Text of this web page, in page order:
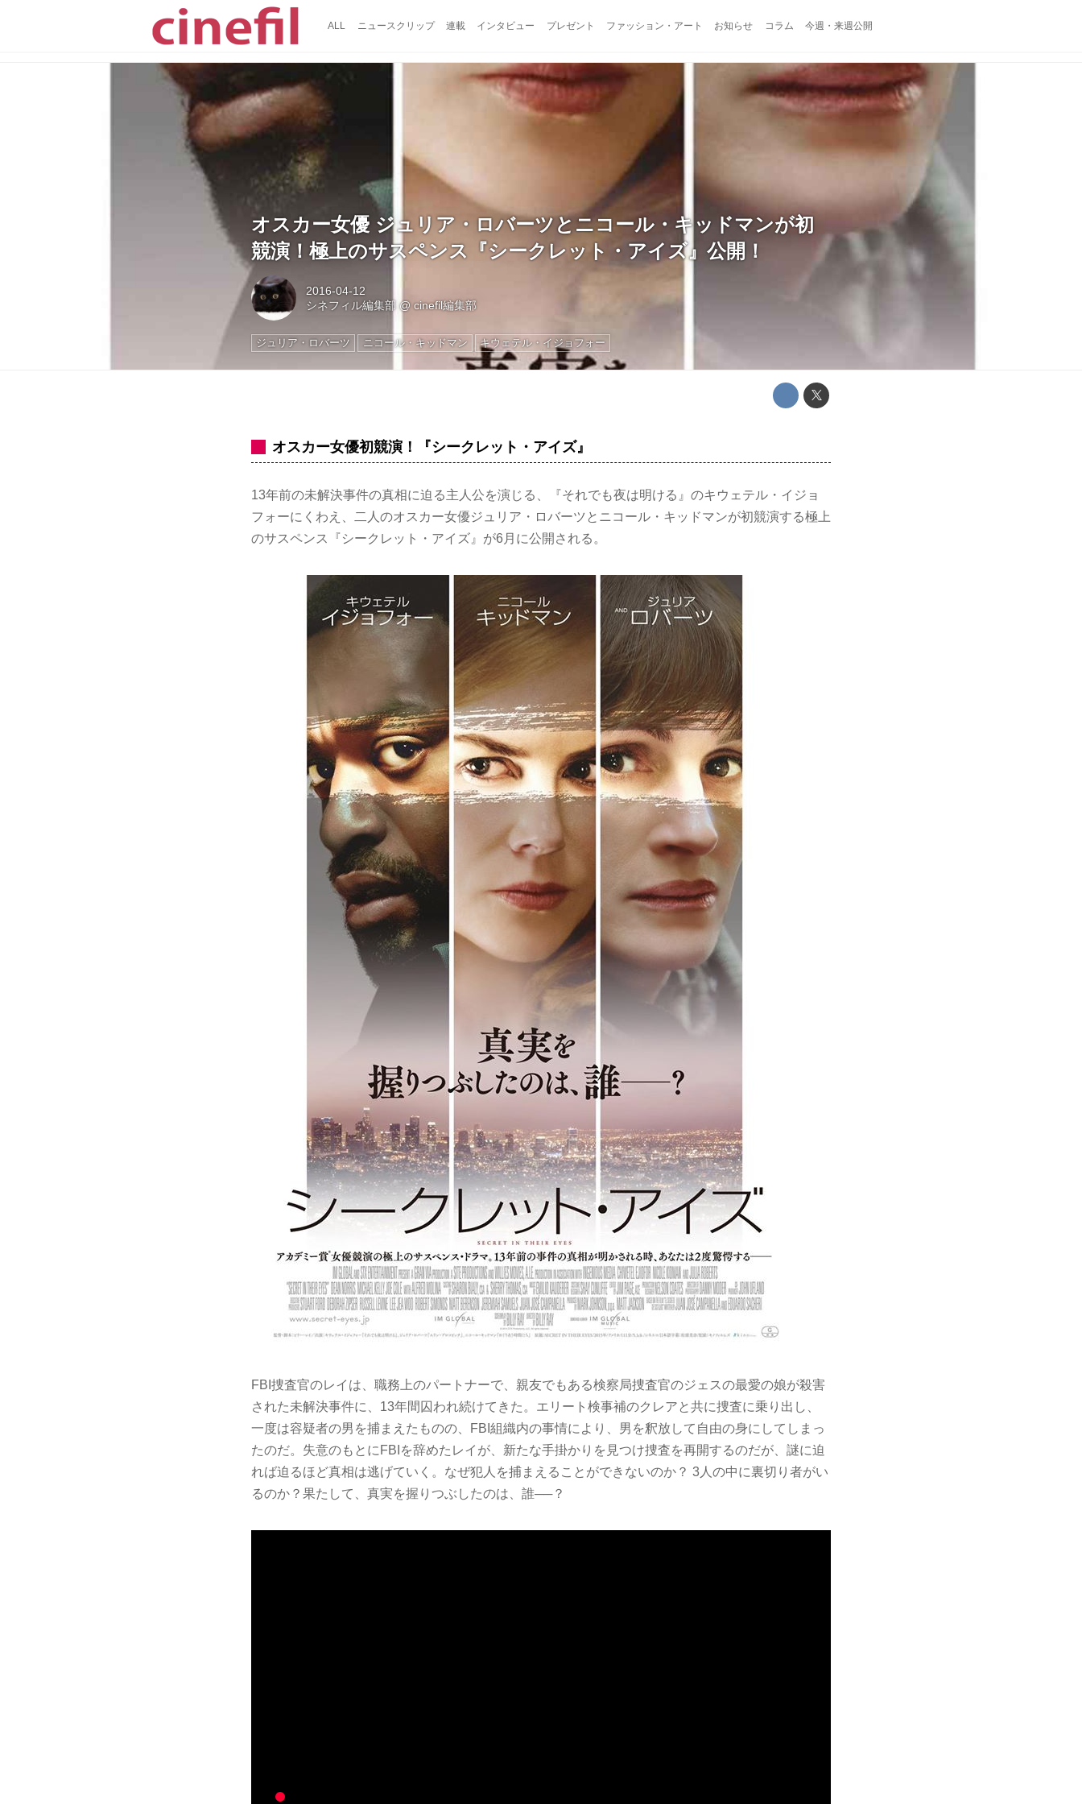
ALL ニュースクリップ 連載 インタビュー プレゼント ファッション・アート お知らせ コラム 今週・来週公開
オスカー女優 ジュリア・ロバーツとニコール・キッドマンが初
競演！極上のサスペンス『シークレット・アイズ』公開！
2016-04-12
シネフィル編集部 @cinefil編集部
ジュリア・ロバーツ ニコール・キッドマン キウェテル・イジョフォー
オスカー女優初競演！『シークレット・アイズ』
13年前の未解決事件の真相に迫る主人公を演じる、『それでも夜は明ける』のキウェテル・イジョ
フォーにくわえ、二人のオスカー女優ジュリア・ロバーツとニコール・キッドマンが初競演する極上
のサスペンス『シークレット・アイズ』が6月に公開される。
FBI捜査官のレイは、職務上のパートナーで、親友でもある検察局捜査官のジェスの最愛の娘が殺害
された未解決事件に、13年間囚われ続けてきた。エリート検事補のクレアと共に捜査に乗り出し、
一度は容疑者の男を捕まえたものの、FBI組織内の事情により、男を釈放して自由の身にしてしまっ
たのだ。失意のもとにFBIを辞めたレイが、新たな手掛かりを見つけ捜査を再開するのだが、謎に迫
れば迫るほど真相は逃げていく。なぜ犯人を捕まえることができないのか？ 3人の中に裏切り者がい
るのか？果たして、真実を握りつぶしたのは、誰──？